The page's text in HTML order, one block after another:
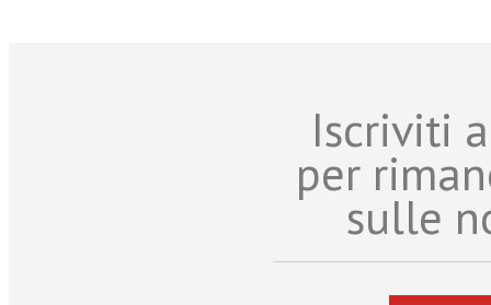
Iscriviti
per
sulle